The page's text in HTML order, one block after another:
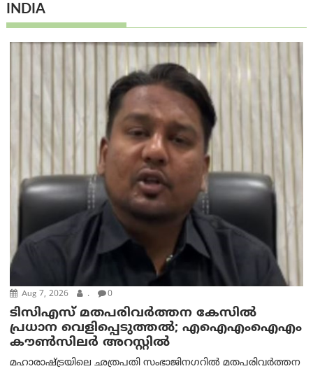
INDIA
Aug 7, 2026 . 0
ടിസിഎസ് മതപരിവർത്തന കേസിൽ
പ്രധാന വെളിപ്പെടുത്തൽ; എഐഎംഐഎം
കൗൺസിലർ അറസ്റ്റിൽ
മഹാരാഷ്ട്രയിലെ ഛത്രപതി സംഭാജിനഗറിൽ മതപരിവർത്തന